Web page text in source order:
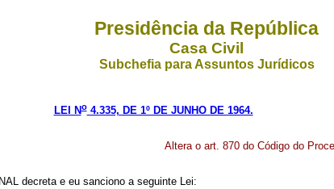
Presidência da República
Casa Civil
Subchefia para Assuntos Jurídicos
LEI No4.335, DE 1º DE JUNHO DE 1964.
Altera o art. 870 do Código do
decreta e eu sanciono a seguinte Lei: